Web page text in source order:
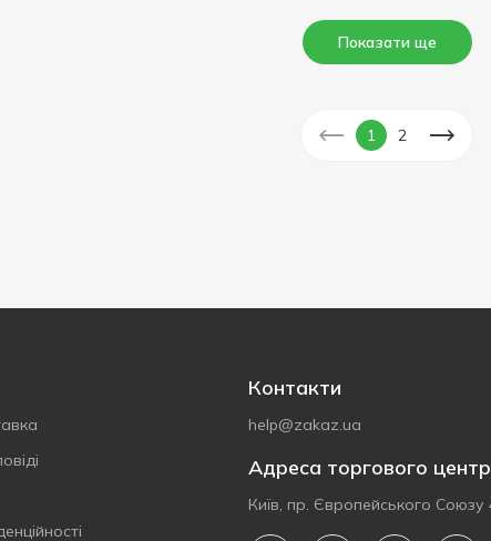
Показати ще
1 2
Контакти
help@zakaz.ua
Адреса торгового
Київ, пр. Європейського Союзу